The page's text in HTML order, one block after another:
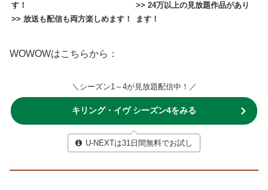
す！
>> 放送も配信も両方楽しめます！
>> 24万以上の見放題作品があり
ます！
WOWOWはこちらから：
＼シーズン1～4が見放題配信中！／
キリング・イヴ シーズン4をみる
U-NEXTは31日間無料でお試し